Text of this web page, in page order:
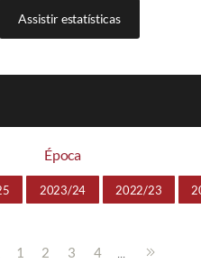
Assistir estatísticas
Época
2023/24 2022/23
1 2 3 4 ...